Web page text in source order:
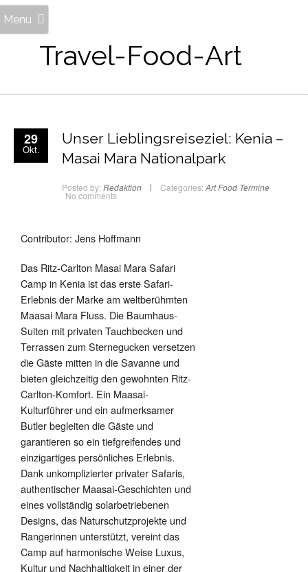
Travel-Food-Art
Menu
29
Okt.
Unser Lieblingsreiseziel: Kenia –
Masai Mara Nationalpark
Posted by: Redaktion Categories: ArtFood Termine
No comments
Contributor: Jens Hoffmann
Das Ritz-Carlton Masai Mara Safari
Camp in Kenia ist das erste Safari-
Erlebnis der Marke am weltberühmten
Maasai Mara Fluss. Die Baumhaus-
Suiten mit privaten Tauchbecken und
Terrassen zum Sternegucken versetzen
die Gäste mitten in die Savanne und
bieten gleichzeitig den gewohnten Ritz-
Carlton-Komfort. Ein Maasai-
Kulturführer und ein aufmerksamer
Butler begleiten die Gäste und
garantieren so ein tiefgreifendes und
einzigartiges persönliches Erlebnis.
Dank unkomplizierter privater Safaris,
authentischer Maasai-Geschichten und
eines vollständig solarbetriebenen
Designs, das Naturschutzprojekte und
Rangerinnen unterstützt, vereint das
Camp auf harmonische Weise Luxus,
Kultur und Nachhaltigkeit in einer der